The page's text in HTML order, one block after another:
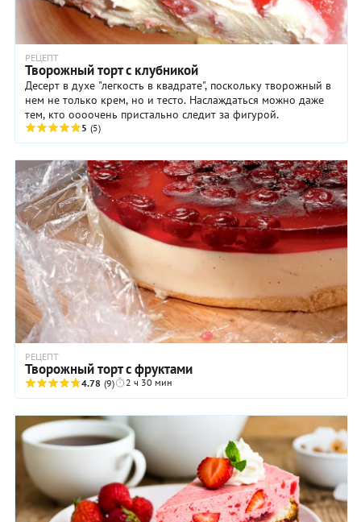
РЕЦЕПТ
Творожный торт с клубникой
Десерт в духе "легкость в квадрате", поскольку творожный в
нем не только крем, но и тесто. Наслаждаться можно даже
тем, кто оооочень пристально следит за фигурой.
5 (5)
РЕЦЕПТ
Творожный торт с фруктами
4.78 (9) 2 ч 30 мин